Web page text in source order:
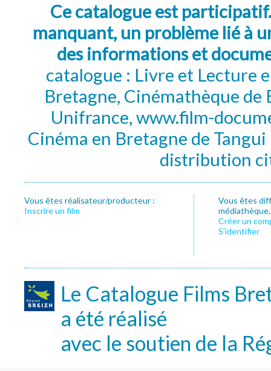
Ce catalogue est
manquant, un problème lié à
des informations et
catalogue : Livre et Lecture
Bretagne, Cinémathèque de
Unifrance, www.film-
Cinéma en Bretagne de
distribution
Vous êtes réalisateur/producteur :
Inscrire un film
Vous êtes
Créer un
S’identifier
Le Catalogue Films
a été réalisé
avec le soutien de la